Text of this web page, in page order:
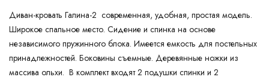
Диван-кровать Галина-2 современная, удобная, простая модель.
Широкое спальное место. Сидение и спинка на основе
независимого пружинного блока. Имеется емкость для постельных
принадлежностей. Боковины съемные. Деревянные ножки из
массива ольхи. В комплект входят 2 подушки спинки и 2